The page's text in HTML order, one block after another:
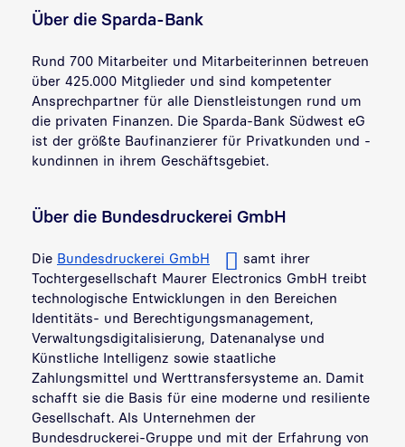
Über die Sparda-Bank
Rund 700 Mitarbeiter und Mitarbeiterinnen betreuen
über 425.000 Mitglieder und sind kompetenter
Ansprechpartner für alle Dienstleistungen rund um
die privaten Finanzen. Die Sparda-Bank Südwest eG
ist der größte Baufinanzierer für Privatkunden und -
kundinnen in ihrem Geschäftsgebiet.
Über die Bundesdruckerei GmbH
Die Bundesdruckerei GmbH
samt ihrer
Tochtergesellschaft Maurer Electronics GmbH treibt
technologische Entwicklungen in den Bereichen
Identitäts- und Berechtigungsmanagement,
Verwaltungsdigitalisierung, Datenanalyse und
Künstliche Intelligenz sowie staatliche
Zahlungsmittel und Werttransfersysteme an. Damit
schafft sie die Basis für eine moderne und resiliente
Gesellschaft. Als Unternehmen der
Bundesdruckerei-Gruppe und mit der Erfahrung von